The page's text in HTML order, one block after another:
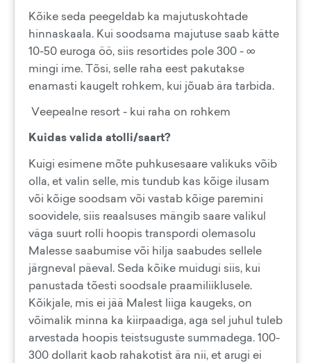
Kõike seda peegeldab ka majutuskohtade
hinnaskaala. Kui soodsama majutuse saab kätte
10-50 euroga öö, siis resortides pole 300 - ∞
mingi ime. Tõsi, selle raha eest pakutakse
enamasti kaugelt rohkem, kui jõuab ära tarbida.
Veepealne resort - kui raha on rohkem
Kuidas valida atolli/saart?
Kuigi esimene mõte puhkusesaare valikuks võib
olla, et valin selle, mis tundub kas kõige ilusam
või kõige soodsam või vastab kõige paremini
soovidele, siis reaalsuses mängib saare valikul
väga suurt rolli hoopis transpordi olemasolu
Malesse saabumise või hilja saabudes sellele
järgneval päeval. Seda kõike muidugi siis, kui
panustada tõesti soodsale praamiliiklusele.
Kõikjale, mis ei jää Malest liiga kaugeks, on
võimalik minna ka kiirpaadiga, aga sel juhul tuleb
arvestada hoopis teistsuguste summadega. 100-
300 dollarit kaob rahakotist ära nii, et arugi ei